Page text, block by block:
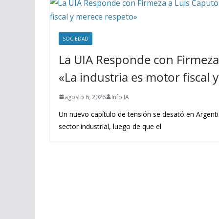
SOCIEDAD
La UIA Responde con
«La industria es motor fiscal
agosto 6, 2026 Info IA
Un nuevo capítulo de tensión se desató en
sector industrial, luego de que el